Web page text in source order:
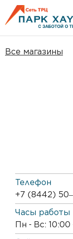
Все магазины
Телефон
+7 (8442)
Часы работы
Пн - Вс: 10:00